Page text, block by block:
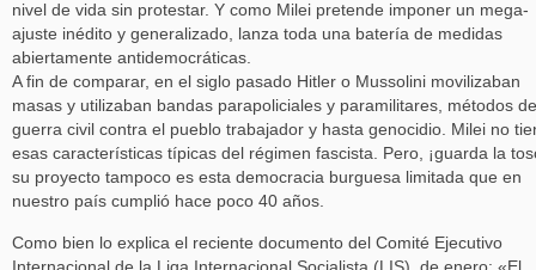
nivel de vida sin protestar. Y como Milei pretende imponer un mega-
ajuste inédito y generalizado, lanza toda una batería de medidas
abiertamente antidemocráticas.
A fin de comparar, en el siglo pasado Hitler o Mussolini movilizaban
masas y utilizaban bandas parapoliciales y paramilitares, métodos de
guerra civil contra el pueblo trabajador y hasta genocidio. Milei no
esas características típicas del régimen fascista. Pero, ¡guarda la
su proyecto tampoco es esta democracia burguesa limitada que en
nuestro país cumplió hace poco 40 años.
Como bien lo explica el reciente documento del Comité Ejecutivo